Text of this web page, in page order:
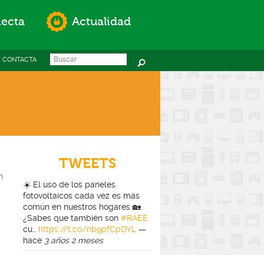
Actualidad
Formulario de
Search this site
CONTACTA
TWEETS
☀️ El uso de los paneles
fotovoltaicos cada vez es más
común en nuestros hogares 🏡.
¿Sabes que también son #RAEE
cu… https://t.co/nb9pfCpDYL
—
hace 3 años 2 meses